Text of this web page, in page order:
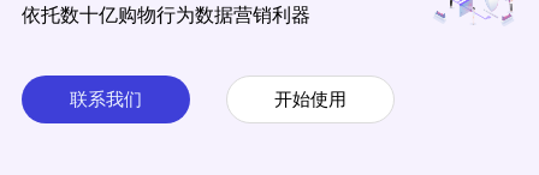
依托数十亿购物行为数据营销利器
联系我们 开始使用